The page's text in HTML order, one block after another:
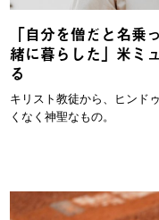
「自分を僧だと名
緒に暮らした」米ミ
る
キリスト教徒から、ヒンド
くなく神聖なもの。